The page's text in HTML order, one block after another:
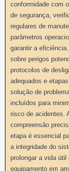
conformidade com
de segurança,
regulares de
parâmetros
garantir a
sobre perigos
protocolos de
adequados e
solução de
incluídos para
risco de acidentes.
compreensão
etapa é essencial
a integridade do
prolongar a vida útil
equipamento em